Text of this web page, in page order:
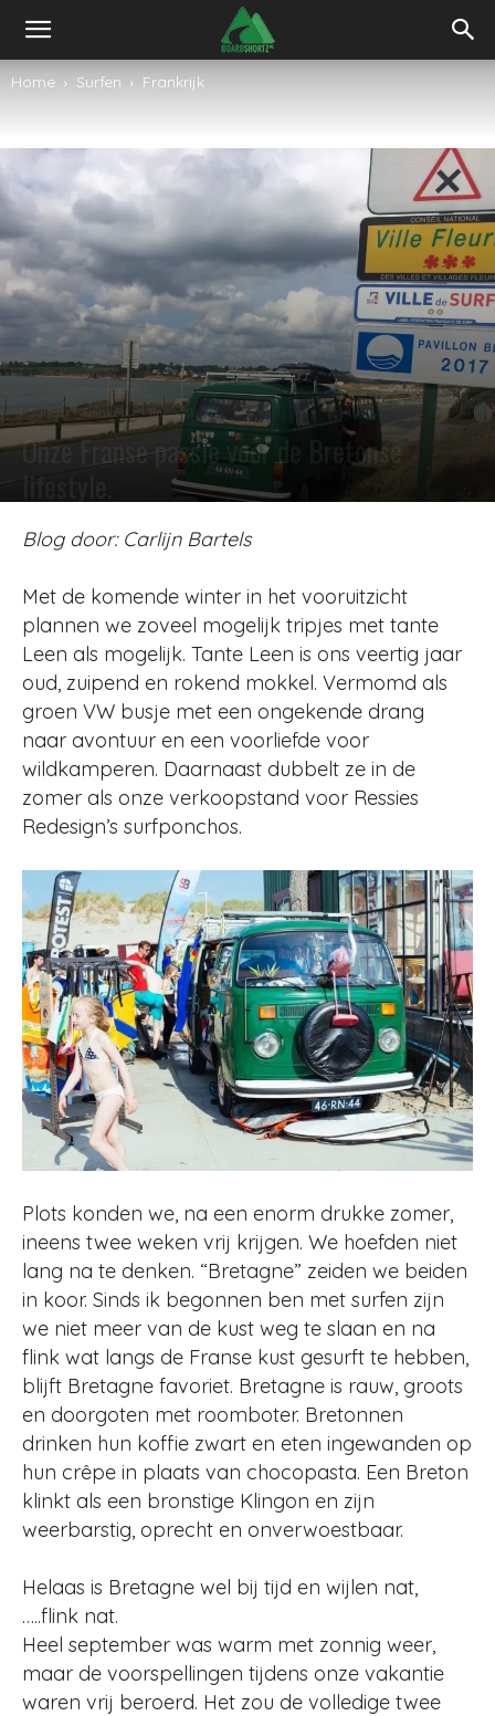
Home Surfen Frankrijk
Surfen Frankrijk Reisverslagen
Onze Franse passie voor de Bretonse
Blog door: Carlijn Bartels
Met de komende winter in het vooruitzicht
plannen we zoveel mogelijk tripjes met tante
Leen als mogelijk. Tante Leen is ons veertig jaar
oud, zuipend en rokend mokkel. Vermomd als
groen VW busje met een ongekende drang
naar avontuur en een voorliefde voor
wildkamperen. Daarnaast dubbelt ze in de
zomer als onze verkoopstand voor Ressies
Redesign’s surfponchos.
Plots konden we, na een enorm drukke zomer,
ineens twee weken vrij krijgen. We hoefden niet
lang na te denken. “Bretagne” zeiden we beiden
in koor. Sinds ik begonnen ben met surfen zijn
we niet meer van de kust weg te slaan en na
flink wat langs de Franse kust gesurft te hebben,
blijft Bretagne favoriet. Bretagne is rauw, groots
en doorgoten met roomboter. Bretonnen
drinken hun koffie zwart en eten ingewanden op
hun crêpe in plaats van chocopasta. Een Breton
klinkt als een bronstige Klingon en zijn
weerbarstig, oprecht en onverwoestbaar.
Helaas is Bretagne wel bij tijd en wijlen nat,
…..flink nat.
Heel september was warm met zonnig weer,
maar de voorspellingen tijdens onze vakantie
waren vrij beroerd. Het zou de volledige twee